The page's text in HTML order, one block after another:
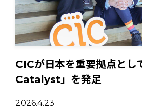
CICが日本を重要拠点とし
Catalyst」を発足
2026.4.23